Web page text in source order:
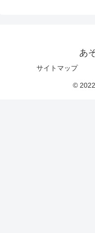
あ
サイトマップ
©